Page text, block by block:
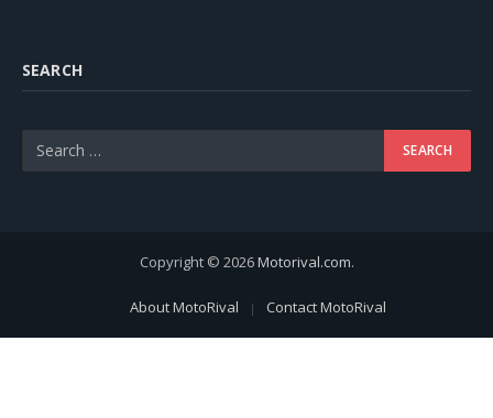
SEARCH
Copyright © 2026Motorival.com.
About MotoRival Contact MotoRival